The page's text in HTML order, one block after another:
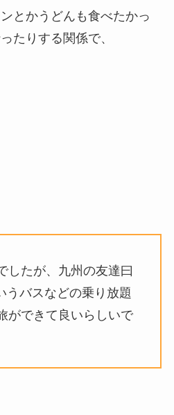
とかうどんも食べたかっ
たりする関係で、
したが、九州の友達曰
うバスなどの乗り放題
ができて良いらしいで